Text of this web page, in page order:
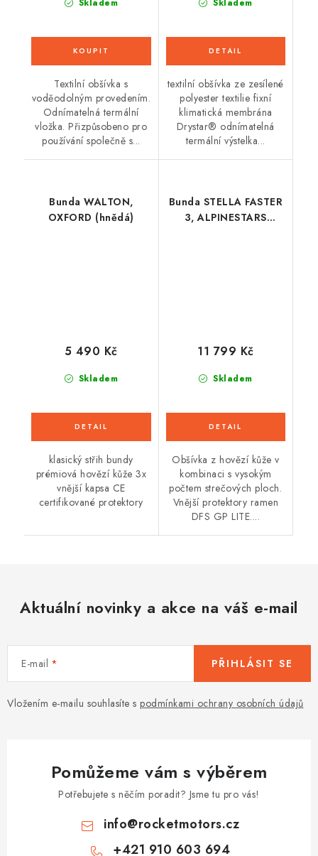
Skladem
Textilní obšívka s
voděodolným provedením.
Odnímatelná termální
vložka. Přizpůsobeno pro
používání společně s...
Skladem
textilní obšívka ze zesílené
polyester textilie fixní
klimatická membrána
Drystar® odnímatelná
termální výstelka...
Bunda WALTON,
OXFORD (hnědá)
Skladem
5 490 Kč
klasický střih bundy
prémiová hovězí kůže 3x
vnější kapsa CE
certifikované protektory
Bunda STELLA FASTER
3, ALPINESTARS
Skladem
11 799 Kč
Obšívka z hovězí kůže v
kombinaci s vysokým
počtem strečových ploch.
Vnější protektory ramen
DFS GP LITE....
Aktuální novinky a akce na váš e-mail
E-mail
Vložením e-mailu souhlasíte s podmínkami ochrany osobních údajů
PŘIHLÁSIT SE
Pomůžeme vám s výběrem
Potřebujete s něčím poradit? Jsme tu pro vás!
info@rocketmotors.cz
+421 910 603 694